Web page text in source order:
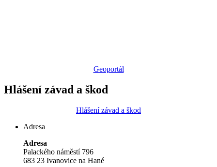
Geoportál
Hlášení závad a škod
Hlášení závad a škod
Adresa
Adresa
Palackého náměstí 796
683 23 Ivanovice na Hané